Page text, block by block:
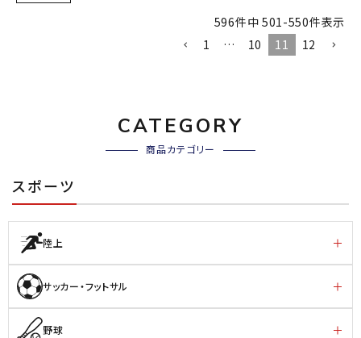
596件中 501 -550件表示
1
… 10 11 12
CATEGORY
商品カテゴリー
スポーツ
陸上
サッカー・フットサル
野球